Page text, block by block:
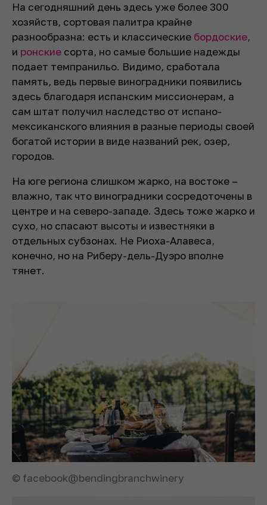
На сегодняшний день здесь уже более 300
хозяйств, сортовая палитра крайне
разнообразна: есть и классические бордоские,
и ронские сорта, но самые большие надежды
подает темпранильо. Видимо, сработала
память, ведь первые виноградники появились
здесь благодаря испанским миссионерам, а
сам штат получил наследство от испано-
мексиканского влияния в разные периоды своей
богатой истории в виде названий рек, озер,
городов.
На юге региона слишком жарко, на востоке –
влажно, так что виноградники сосредоточены в
центре и на северо-западе. Здесь тоже жарко и
сухо, но спасают высоты и известняки в
отдельных субзонах. Не Риоха-Алавеса,
конечно, но на Риберу-дель-Дуэро вполне
тянет.
© facebook@bendingbranchwinery